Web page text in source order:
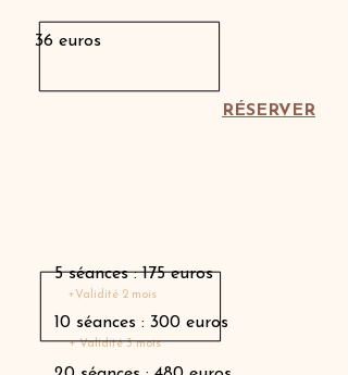
RÉSERVER
36 euros
10 séances : 300 euros
5 séances : 175 euros
+ Validité 3 mois
+Validité 2 mois